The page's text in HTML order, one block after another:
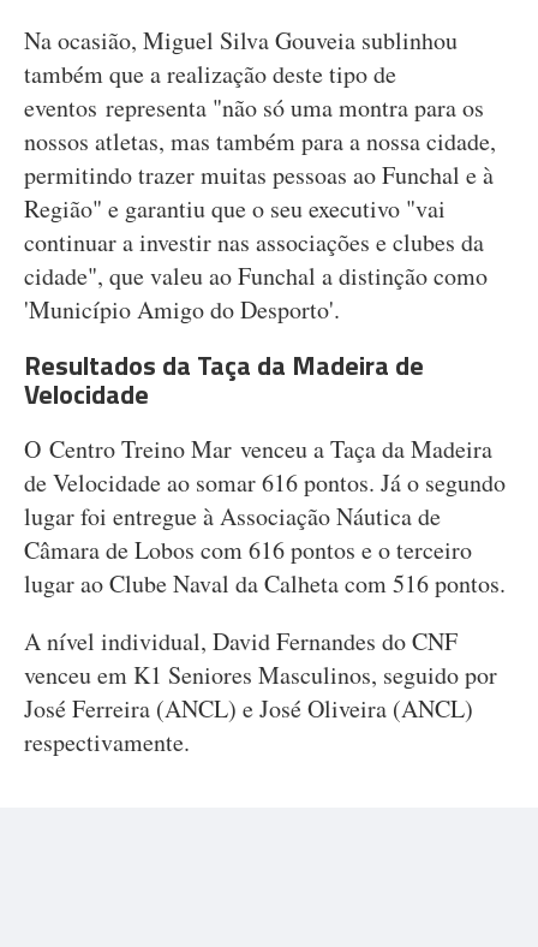
Na ocasião, Miguel Silva Gouveia sublinhou
também que a realização deste tipo de
eventos representa "não só uma montra para os
nossos atletas, mas também para a nossa cidade,
permitindo trazer muitas pessoas ao Funchal e à
Região" e garantiu que o seu executivo "vai
continuar a investir nas associações e clubes da
cidade", que valeu ao Funchal a distinção como
'Município Amigo do Desporto'.
Resultados da Taça da Madeira de
Velocidade
O Centro Treino Mar venceu a Taça da Madeira
de Velocidade ao somar 616 pontos. Já o segundo
lugar foi entregue à Associação Náutica de
Câmara de Lobos com 616 pontos e o terceiro
lugar ao Clube Naval da Calheta com 516 pontos.
A nível individual, David Fernandes do CNF
venceu em K1 Seniores Masculinos, seguido por
José Ferreira (ANCL) e José Oliveira (ANCL)
respectivamente.